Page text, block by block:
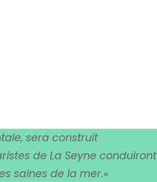
sera construit
de La Seyne conduiront
saines de la mer.«